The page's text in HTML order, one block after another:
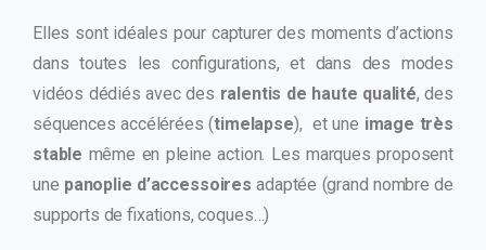
Elles sont idéales pour capturer des moments d’actions
dans toutes les configurations, et dans des modes
vidéos dédiés avec des ralentis de haute qualité, des
séquences accélérées (timelapse), et une image très
stable même en pleine action. Les marques proposent
une panoplie d’accessoires adaptée (grand nombre de
supports de fixations, coques…)